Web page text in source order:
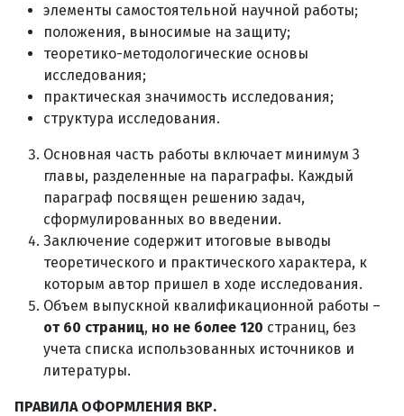
элементы самостоятельной научной работы;
положения, выносимые на защиту;
теоретико-методологические основы
исследования;
практическая значимость исследования;
структура исследования.
Основная часть работы включает минимум 3
главы, разделенные на параграфы. Каждый
параграф посвящен решению задач,
сформулированных во введении.
Заключение содержит итоговые выводы
теоретического и практического характера, к
которым автор пришел в ходе исследования.
Объем выпускной квалификационной работы –
от 60 страниц, но не более 120 страниц, без
учета списка использованных источников и
литературы.
ПРАВИЛА ОФОРМЛЕНИЯ ВКР.